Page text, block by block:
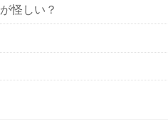
怪しい？